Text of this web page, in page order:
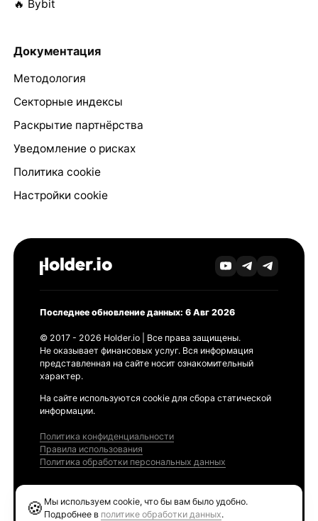
🔥 Bybit
Документация
Методология
Секторные индексы
Раскрытие партнёрства
Уведомление о рисках
Политика cookie
Настройки cookie
Последнее обновление данных: 6 Авг 2026
© 2017 - 2026 Holder.io | Все права защищены.
Не оказывает финансовых услуг. Вся информация
представленная на сайте носит ознакомительный
характер.
На сайте используются cookie для сбора статической
информации.
Политика конфиденциальности
Правила использования
Политика обработки персональных данных
🍪 Мы используем cookie, что бы вам было удобно.
Подробнее в политике обработки данных.
Ethereum GAS Tracker